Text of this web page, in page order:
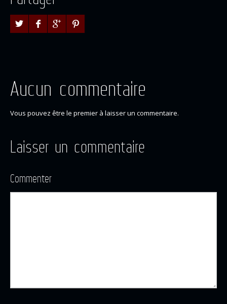
Aucun commentaire
Vous pouvez être le premier à laisser un commentaire.
Laisser un commentaire
Commenter